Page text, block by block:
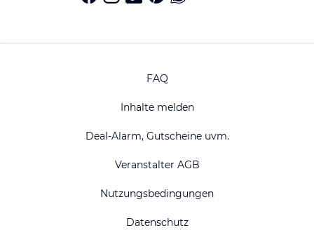
FAQ
Inhalte melden
Deal-Alarm, Gutscheine uvm.
Veranstalter AGB
Nutzungsbedingungen
Datenschutz